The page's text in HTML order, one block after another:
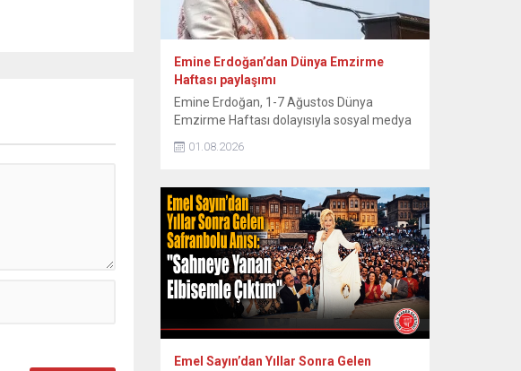
Emine Erdoğan’dan Dünya Emzirme
Haftası paylaşımı
Emine Erdoğan, 1-7 Ağustos Dünya
Emzirme Haftası dolayısıyla sosyal medya
hesabından paylaşımda bulundu. Emine
Erdoğan, NSosyal hesabından yaptığı
günlerinden itibaren bebeğin sağlıklı
büyümesini ve gelişimini destekleyen,
anne ile bebek arasındaki bağı
kuvvetlendiren eşsiz bir mucizedir. Her
damlasında şifa, güven ve sevgi vardır.
Diliyorum ki her...
01.08.2026
Emel Sayın’dan Yıllar Sonra Gelen